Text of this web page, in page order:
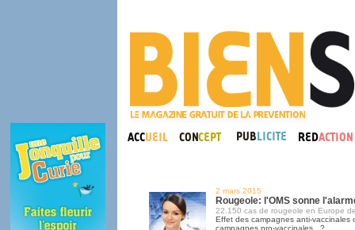
2 mars 2015
Rougeole: l'OMS sonne
22.150 cas de rougeole en Europe
Effet des campagnes anti-vaccinales
campagnes pro-vaccinales...?